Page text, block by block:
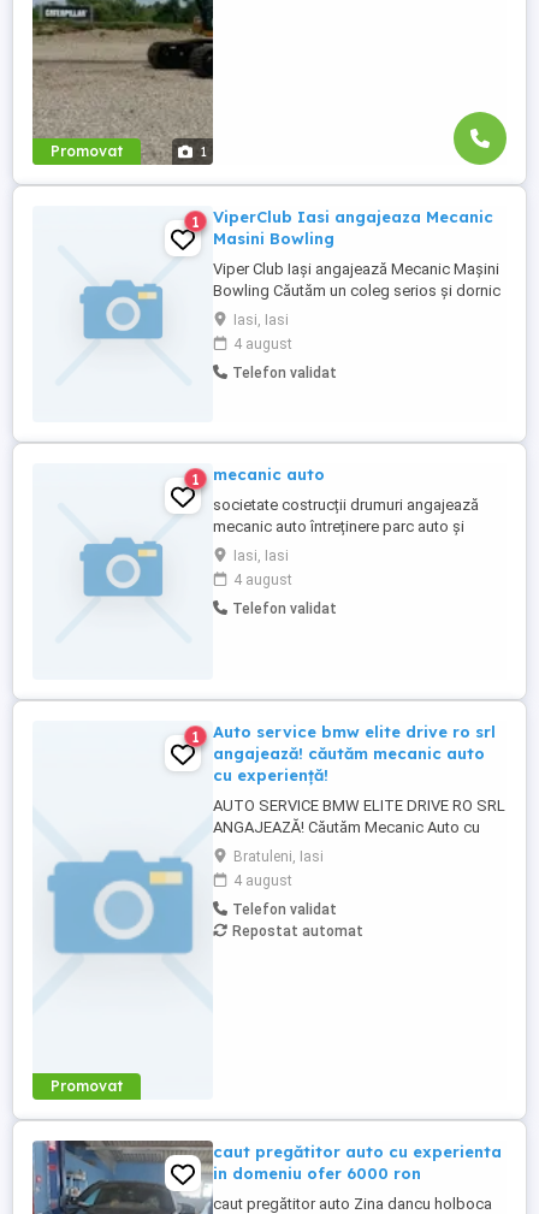
Promovat 1
1
ViperClub Iasi angajeaza Mecanic
Masini Bowling
Viper Club Iași angajează Mecanic Mașini
Bowling Căutăm un coleg serios și dornic
să învețe pentru postul de Mecanic. Ne
adresăm persoanelor care au cunoștințe
minime de mecanică și interes pentru
domeniul tehnic. Ce vei face: Vei învăța sa
Iasi, Iasi
4 august
Telefon validat
1 mecanic auto
societate costrucții drumuri angajează
mecanic auto întreținere parc auto și
utilaje . Salariu motivant în funcție de
experienta
Iasi, Iasi
4 august
Telefon validat
Promovat
1
Auto service bmw elite drive ro srl
angajează! căutăm mecanic auto
cu experiență!
AUTO SERVICE BMW ELITE DRIVE RO SRL
ANGAJEAZĂ! Căutăm Mecanic Auto cu
experiență pentru a se alătura echipei
noastre. Salariu: 5.000 lei + bonusuri, în
funcție de performanță. Mediu de lucru
profesionist și condiții avantajoase. Str
Carului nr 1 Zona Metro (Turbolider) Pentru
Bratuleni, Iasi
4 august
Telefon validat
Repostat automat
caut pregătitor auto cu experienta
in domeniu ofer 6000 ron
caut pregătitor auto Zina dancu holboca